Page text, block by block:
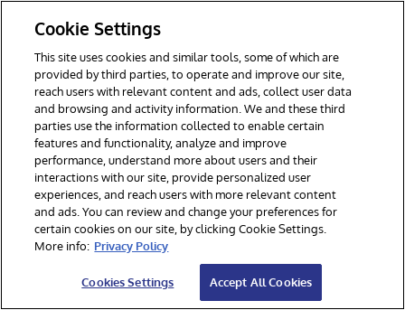
Per favore, iscrivimi per le ultime notizie e gli
aggiornamenti di InterSystems.**
Cookie Settings
This site uses cookies and similar tools, some of which are
provided by third parties, to operate and improve our site,
reach users with relevant content and ads, collect user data
and browsing and activity information. We and these third
parties use the information collected to enable certain
features and functionality, analyze and improve
performance, understand more about users and their
interactions with our site, provide personalized user
experiences, and reach users with more relevant content
and ads. You can review and change your preferences for
certain cookies on our site, by clicking Cookie Settings.
More info: Privacy Policy
Cookies Settings Accept All Cookies